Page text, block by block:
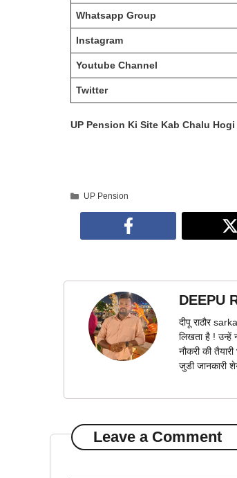
Whatsapp Group
Instagram
Youtube Channel
Twitter
UP Pension Ki Site Kab Chalu Hogi
Categories
UP Pension
DEEPU
दीपू राठौर
लिखता है ! उन्हें
नौकरी की
जुडी जानकारी
Leave a Comment